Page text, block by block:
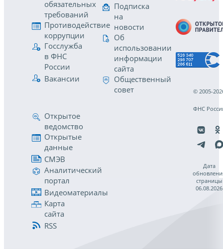
обязательных
требований
Противодействие
коррупции
Госслужба
в ФНС
России
Вакансии
Подписка
на
новости
Об
использовании
информации
сайта
Общественный
совет
Открытое
ведомство
Открытые
данные
СМЭВ
Аналитический
портал
Видеоматериалы
Карта
сайта
RSS
© 2005-
ФНС
Дата
страницы
06.08.2026